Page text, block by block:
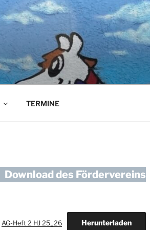
TERMINE
Download des Fördervereins
AG-Heft 2 HJ 25_26 Herunterladen